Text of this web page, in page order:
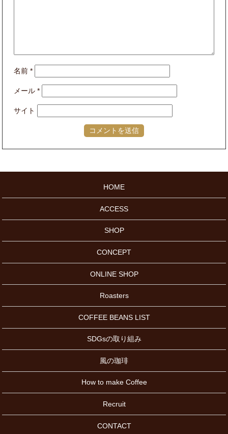
名前*
メール*
サイト
HOME
ACCESS
SHOP
CONCEPT
ONLINE SHOP
Roasters
COFFEE BEANS LIST
SDGsの取り組み
風の珈琲
How to make Coffee
Recruit
CONTACT